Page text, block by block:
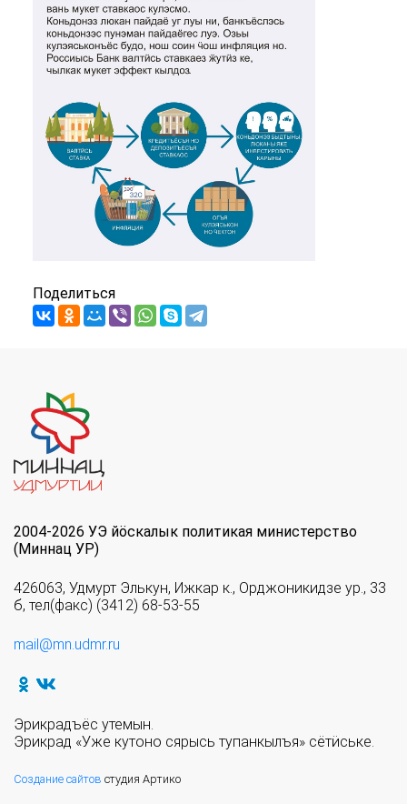
Поделиться
2004-2026 УЭ йöскалык политикая министерство
(Миннац УР)
426063, Удмурт Элькун, Ижкар к., Орджоникидзе ур., 33
б, тел(факс) (3412) 68-53-55
mail@mn.udmr.ru
Эрикрадъёс утемын.
Эрикрад «Уже кутоно сярысь тупанкылъя» сётӥське.
Создание сайтов студия Артико